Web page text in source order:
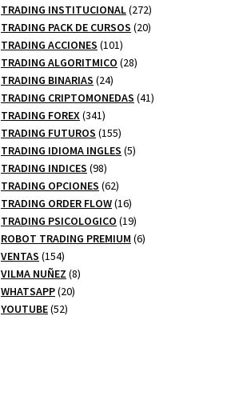
productos
TRADING INSTITUCIONAL 272272
productos
TRADING PACK DE CURSOS 2020
TRADING ACCIONES 101101
productos
TRADING ALGORITMICO 2828
TRADING BINARIAS 2424
productos
TRADING CRIPTOMONEDAS 4141
TRADING FOREX 341341
productos
TRADING FUTUROS 155155
productos
TRADING IDIOMA INGLES 55
TRADING INDICES 9898
productos
TRADING OPCIONES 6262
productos
TRADING ORDER FLOW 1616
productos
TRADING PSICOLOGICO 1919
productos
ROBOT TRADING PREMIUM 66
VENTAS 154154
productos
VILMA NUÑEZ 88
WHATSAPP 2020
YOUTUBE 5252